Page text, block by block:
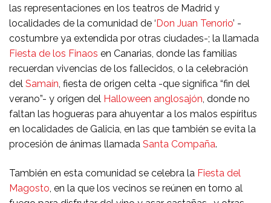
las representaciones en los teatros de Madrid y
localidades de la comunidad de ‘ Don Juan Tenorio’ -
costumbre ya extendida por otras ciudades-; la llamada
Fiesta de los Finaos en Canarias, donde las familias
recuerdan vivencias de los fallecidos, o la celebración
del Samaín, fiesta de origen celta -que significa “fin del
verano”- y origen del Halloween anglosajón, donde no
faltan las hogueras para ahuyentar a los malos espíritus
en localidades de Galicia, en las que también se evita la
procesión de ánimas llamada Santa Compaña.
También en esta comunidad se celebra la Fiesta del
Magosto, en la que los vecinos se reúnen en torno al